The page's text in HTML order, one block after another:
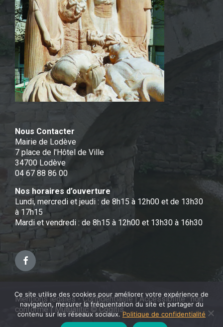
Nous Contacter
Mairie de Lodève
7 place de l'Hôtel de Ville
34700 Lodève
04 67 88 86 00
Nos horaires d’ouverture
Lundi, mercredi et jeudi : de 8h15 à 12h00 et de 13h30
à 17h15
Mardi et vendredi : de 8h15 à 12h00 et 13h30 à 16h30
Facebook
Mentions légales - Confidentialité|Accessibilité : non
conforme| Mutualitic © Cogitis
Ce site utilise des cookies pour améliorer votre expérience de
navigation, mesurer la fréquentation du site et partager du
contenu sur les réseaux sociaux.Politique de confidentialité